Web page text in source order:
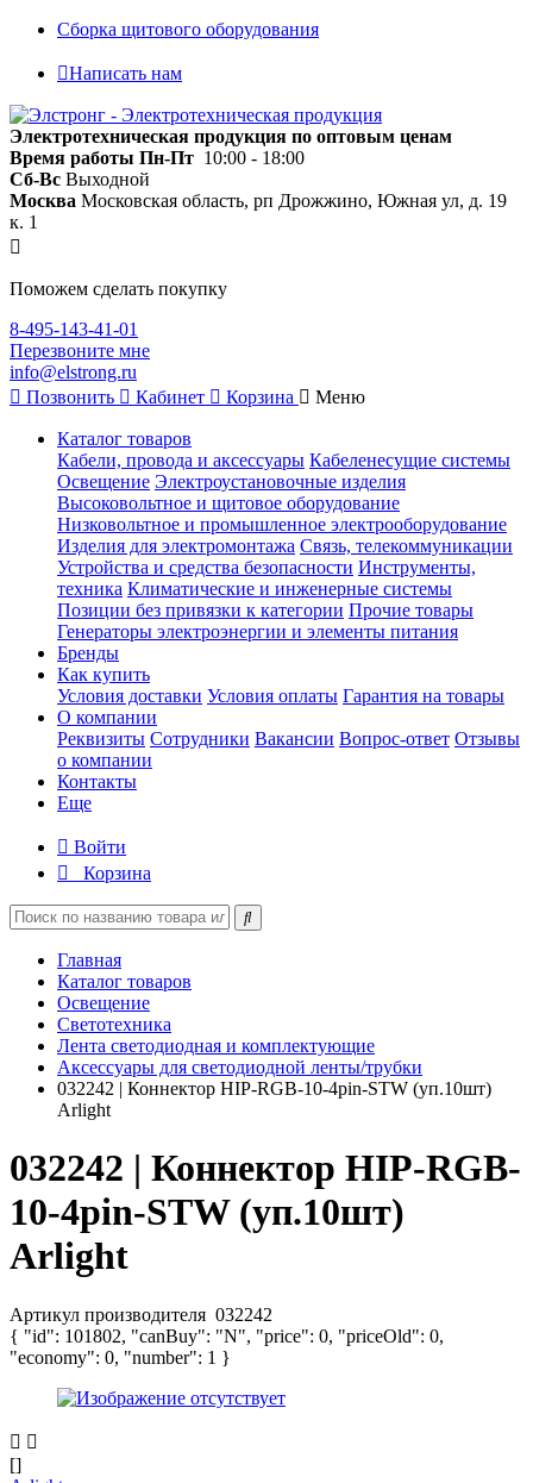
Сборка щитового оборудования
Написать нам
Электротехническая продукция по оптовым ценам
Время работы Пн-Пт 10:00 - 18:00
Сб-Вс Выходной
Москва Московская область, рп Дрожжино, Южная ул, д. 19
к. 1
Поможем сделать покупку
8-495-143-41-01
Перезвоните мне
info@elstrong.ru
Позвонить
Кабинет Корзина Меню
Каталог товаров
Кабели, провода и аксессуары Кабеленесущие системы
Освещение Электроустановочные изделия
Высоковольтное и щитовое оборудование
Низковольтное и промышленное электрооборудование
Изделия для электромонтажа Связь, телекоммуникации
Устройства и средства безопасности Инструменты,
техника Климатические и инженерные системы
Позиции без привязки к категории Прочие товары
Генераторы электроэнергии и элементы питания
Бренды
Как купить
Условия доставки Условия оплаты Гарантия на товары
О компании
Реквизиты Сотрудники Вакансии Вопрос-ответ Отзывы
о компании
Контакты
Еще
Войти
Корзина
Главная
Каталог товаров
Освещение
Светотехника
Лента светодиодная и комплектующие
Аксессуары для светодиодной ленты/трубки
032242 | Коннектор HIP-RGB-10-4pin-STW (уп.10шт)
Arlight
032242 | Коннектор HIP-RGB-
10-4pin-STW (уп.10шт)
Arlight
Артикул производителя 032242
{ "id": 101802, "canBuy": "N", "price": 0, "priceOld": 0,
"economy": 0, "number": 1 }
[]